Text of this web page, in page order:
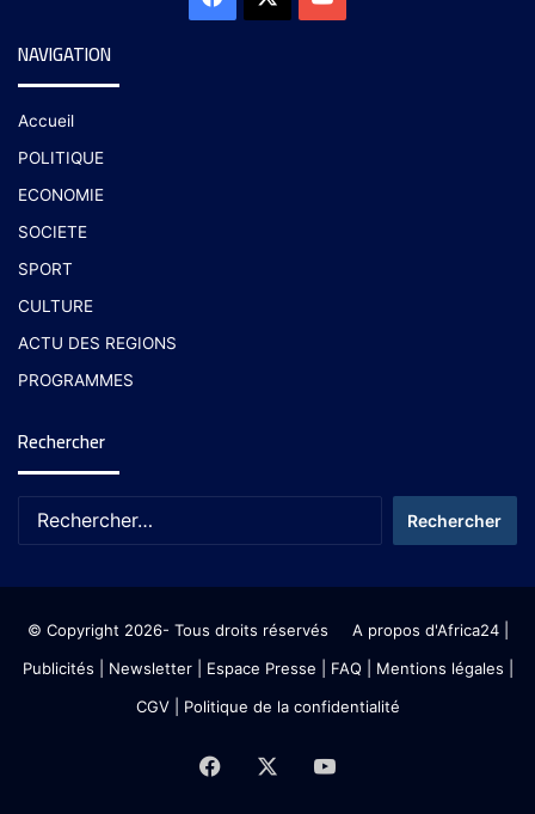
NAVIGATION
Accueil
POLITIQUE
ECONOMIE
SOCIETE
SPORT
CULTURE
ACTU DES REGIONS
PROGRAMMES
Rechercher
© Copyright 2026- Tous droits réservés A propos d'Africa24|
Publicités
Newsletter| Espace Presse | FAQ | Mentions légales
CGV| Politique de la confidentialité